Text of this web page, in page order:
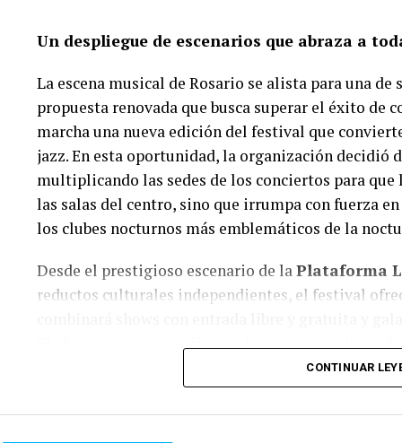
Un despliegue de escenarios que abraza a
La escena musical de Rosario se alista para una de
propuesta renovada que busca superar el éxito de
marcha una nueva edición del festival que
jazz. En esta oportunidad, la organización
multiplicando las sedes de los conciertos para
las salas del centro, sino que irrumpa con fuerza
los clubes nocturnos más emblemáticos de la
Desde el prestigioso escenario de laPlataforma
reductos culturales independientes, el festival
El objetivo, según explicaron los programadores
género y permitir que tanto los melómanos de
asoma a esta sonoridad puedan disfrutar de
CONTINUAR